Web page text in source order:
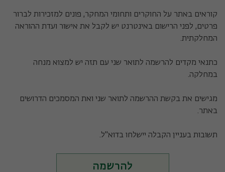
קוראים באתר על החוקרים ותחומי המחקר, פונים למזכירות לברור
פרטים, לפני הרישום באינטרנט יש לקבל את אישור ועדת ההוראה
המחלקתית.
כתנאי מקדים להרשמה לתואר שני עם תזה יש למצוא מנחה
במחלקה.
מגישים את בקשת ההרשמה לתואר שני ואת המסמכים הדרושים
באתר.
תשובות בעניין הקבלה יישלחו בדוא"ל.
להרשמה